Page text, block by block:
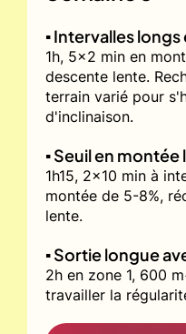
▪️ Intervalles
1h, 5x2 min en
descente lente.
terrain varié pour
d'inclinaison.
▪️ Seuil en
1h15, 2x10 min à
montée de 5-8%,
lente.
▪️ Sortie longue
2h en zone 1, 600
travailler la